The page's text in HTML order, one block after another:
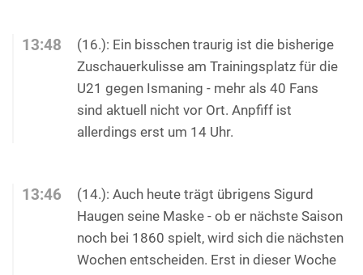
13:48
(16.): Ein bisschen traurig ist die bisherige
Zuschauerkulisse am Trainingsplatz für die
U21 gegen Ismaning - mehr als 40 Fans
sind aktuell nicht vor Ort. Anpfiff ist
allerdings erst um 14 Uhr.
13:46
(14.): Auch heute trägt übrigens Sigurd
Haugen seine Maske - ob er nächste Saison
noch bei 1860 spielt, wird sich die nächsten
Wochen entscheiden. Erst in dieser Woche